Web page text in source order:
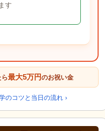
す
ら最大5万円のお祝い金
のコツと当日の流れ ›